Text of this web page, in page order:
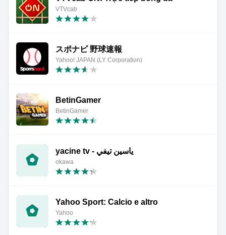
VTVcab
スポナビ 野球速報
Yahoo! JAPAN (LY Corporation)
BetinGamer
BetinGamer
yacine tv - ياسين تيفي
okawa
Yahoo Sport: Calcio e altro
Yahoo